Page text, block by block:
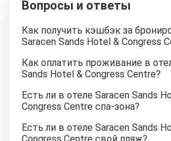
Вопросы и ответы
Как получить кэшбэк за
Saracen Sands Hotel & Congress
Как оплатить проживание в
Sands Hotel & Congress Centre?
Есть ли в отеле Saracen Sands
Congress Centre спа-зона?
Есть ли в отеле Saracen Sands